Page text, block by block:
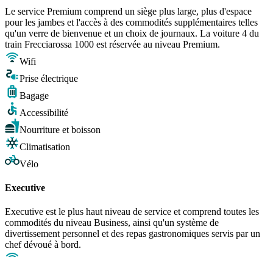
Le service Premium comprend un siège plus large, plus d'espace
pour les jambes et l'accès à des commodités supplémentaires telles
qu'un verre de bienvenue et un choix de journaux. La voiture 4 du
train Frecciarossa 1000 est réservée au niveau Premium.
Wifi
Prise électrique
Bagage
Accessibilité
Nourriture et boisson
Climatisation
Vélo
Executive
Executive est le plus haut niveau de service et comprend toutes les
commodités du niveau Business, ainsi qu'un système de
divertissement personnel et des repas gastronomiques servis par un
chef dévoué à bord.